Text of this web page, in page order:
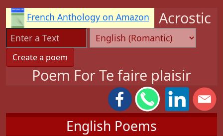
French Anthology on Amazon Acrostic
Poem For Te faire plaisir
English Poems